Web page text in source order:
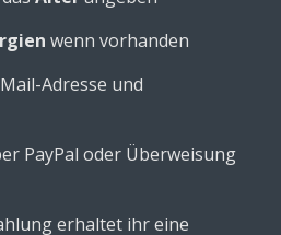
wenn vorhanden
Adresse und
PayPal oder Überweisung
erhaltet ihr eine